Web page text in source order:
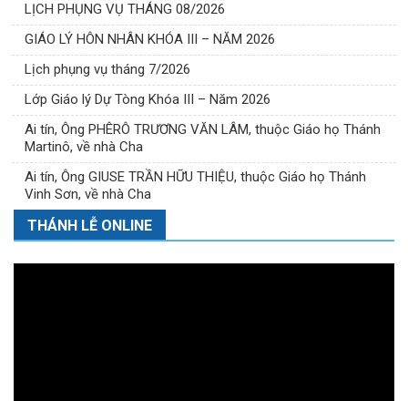
LỊCH PHỤNG VỤ THÁNG 08/2026
GIÁO LÝ HÔN NHÂN KHÓA III – NĂM 2026
Lịch phụng vụ tháng 7/2026
Lớp Giáo lý Dự Tòng Khóa III – Năm 2026
Ai tín, Ông PHÊRÔ TRƯƠNG VĂN LÂM, thuộc Giáo họ Thánh
Martinô, về nhà Cha
Ai tín, Ông GIUSE TRẦN HỮU THIỆU, thuộc Giáo họ Thánh
Vinh Sơn, về nhà Cha
THÁNH LỄ ONLINE